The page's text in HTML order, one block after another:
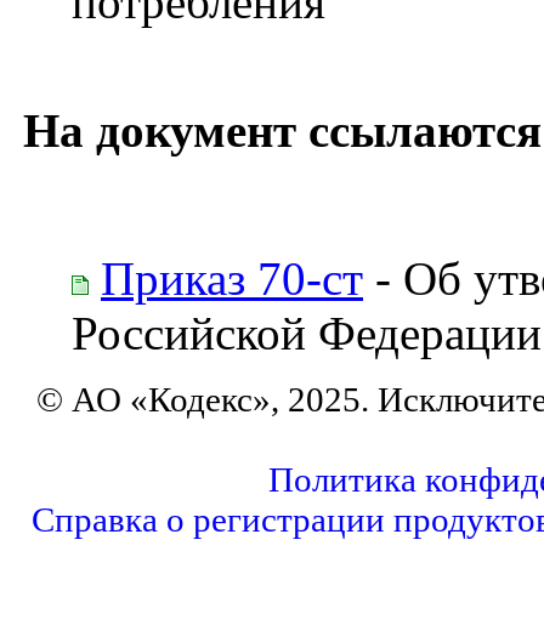
На документ
Приказ 70-ст - Об
Российской Федерации
© АО «Кодекс», 2025.
Политика
Справка о регистрации